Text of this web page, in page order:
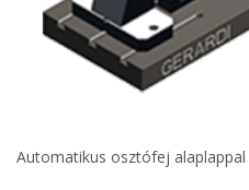
Automatikus osztófej